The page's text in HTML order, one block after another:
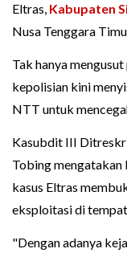
Eltras, Kabupaten
Nusa Tenggara
Tak hanya
kepolisian kini
NTT untuk
Kasubdit III
Tobing
kasus Eltras
eksploitasi di
"Dengan adanya